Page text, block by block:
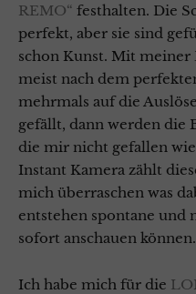
REMO“ festhalten. Die
perfekt, aber sie sind
schon Kunst. Mit meiner
meist nach dem
mehrmals auf die
gefällt, dann werden die
die mir nicht gefallen
Instant Kamera zählt
mich überraschen was
entstehen spontane und
sofort anschauen können.
Ich habe mich für die